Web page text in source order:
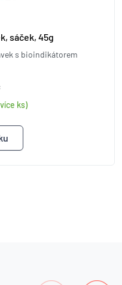
sáček, 45g
s bioindikátorem
ks)